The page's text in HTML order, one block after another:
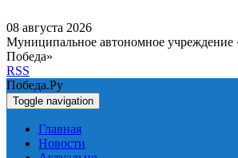
08 августа 2026
Муниципальное автономное учреждение
Победа»
RSS
Победа.Ру
Toggle navigation
Главная
Новости